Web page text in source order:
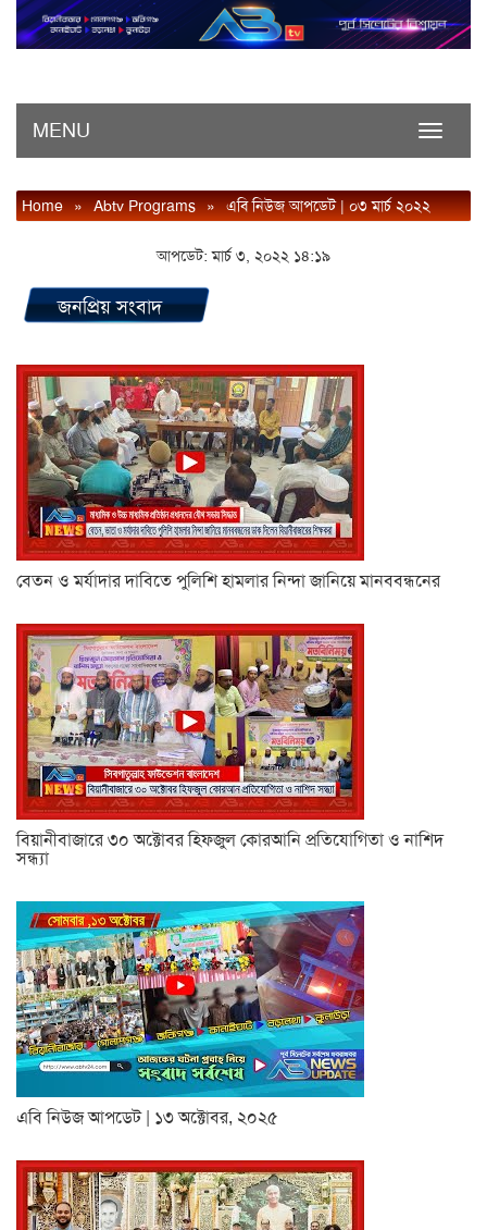
Toggle
MENU
Home » Abtv Programs » এবি নিউজ আপডেট | ০৩ মার্চ ২০২২
আপডেট: মার্চ ৩, ২০২২ ১৪:১৯
জনপ্রিয় সংবাদ
বেতন ও মর্যাদার দাবিতে পুলিশি হামলার নিন্দা জানিয়ে মানববন্ধনের
বিয়ানীবাজারে ৩০ অক্টোবর হিফজুল কোরআনি প্রতিযোগিতা ও নাশিদ
সন্ধ্যা
এবি নিউজ আপডেট | ১৩ অক্টোবর, ২০২৫